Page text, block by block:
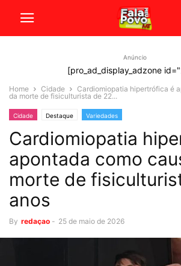
Anúncio
[pro_ad_display_adzone
Home Cidade
Cardiomiopatia hipertrófica é
da morte de fisiculturista de 22...
Cidade Destaque Variedades
Cardiomiopatia
apontada como
morte de
anos
By redaçao - 25 de maio de 2026